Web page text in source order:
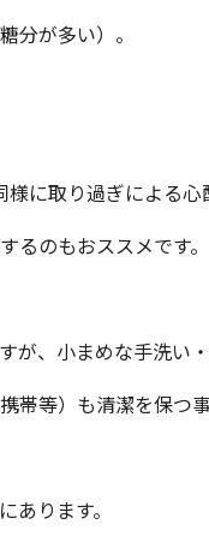
分が多い）。
に取り過ぎによる心
のもおススメです。
、小まめな手洗い・
帯等）も清潔を保つ
ります。